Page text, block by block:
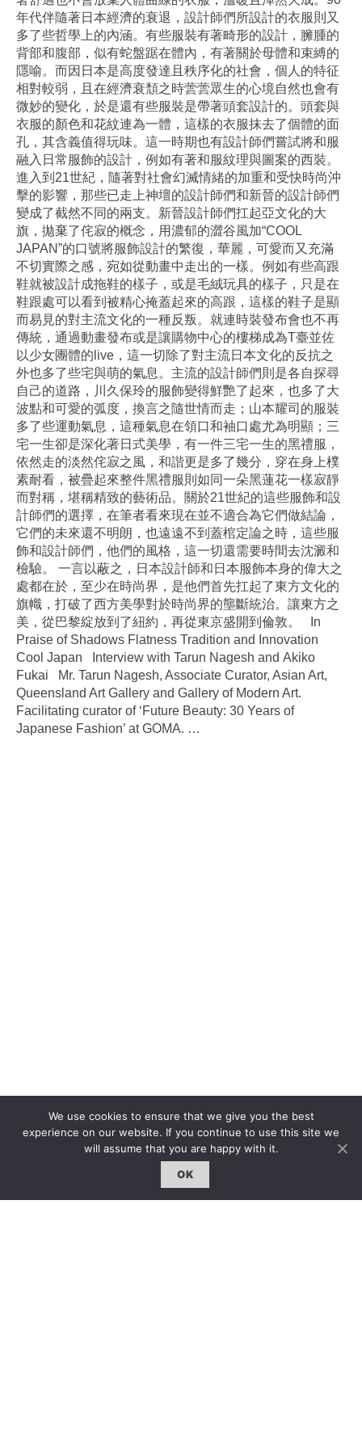
年代伴隨著日本經濟的衰退，設計師們所設計的衣服則又
多了些哲學上的內涵。有些服裝有著畸形的設計，臃腫的
背部和腹部，似有蛇盤踞在體內，有著關於母體和束縛的
隱喻。而因日本是高度發達且秩序化的社會，個人的特征
相對較弱，且在經濟衰頹之時蕓蕓眾生的心境自然也會有
微妙的變化，於是還有些服裝是帶著頭套設計的。頭套與
衣服的顏色和花紋連為一體，這樣的衣服抹去了個體的面
孔，其含義值得玩味。這一時期也有設計師們嘗試將和服
融入日常服飾的設計，例如有著和服紋理與圖案的西裝。
進入到21世紀，隨著對社會幻滅情緒的加重和受快時尚沖
擊的影響，那些已走上神壇的設計師們和新晉的設計師們
變成了截然不同的兩支。新晉設計師們扛起亞文化的大
旗，拋棄了侘寂的概念，用濃郁的澀谷風加“COOL
JAPAN”的口號將服飾設計的繁復，華麗，可愛而又充滿
不切實際之感，宛如從動畫中走出的一樣。例如有些高跟
鞋就被設計成拖鞋的樣子，或是毛絨玩具的樣子，只是在
鞋跟處可以看到被精心掩蓋起來的高跟，這樣的鞋子是顯
而易見的對主流文化的一種反叛。就連時裝發布會也不再
傳統，通過動畫發布或是讓購物中心的樓梯成為T臺並佐
以少女團體的live，這一切除了對主流日本文化的反抗之
外也多了些宅與萌的氣息。主流的設計師們則是各自探尋
自己的道路，川久保玲的服飾變得鮮艷了起來，也多了大
波點和可愛的弧度，換言之隨世情而走；山本耀司的服裝
多了些運動氣息，這種氣息在領口和袖口處尤為明顯；三
宅一生卻是深化著日式美學，有一件三宅一生的黑禮服，
依然走的淡然侘寂之風，和諧更是多了幾分，穿在身上樸
素耐看，被疊起來整件黑禮服則如同一朵黑蓮花一樣寂靜
而對稱，堪稱精致的藝術品。關於21世紀的這些服飾和設
計師們的選擇，在筆者看來現在並不適合為它們做結論，
它們的未來還不明朗，也遠遠不到蓋棺定論之時，這些服
飾和設計師們，他們的風格，這一切還需要時間去沈澱和
檢驗。 一言以蔽之，日本設計師和日本服飾本身的偉大之
處都在於，至少在時尚界，是他們首先扛起了東方文化的
旗幟，打破了西方美學對於時尚界的壟斷統治。讓東方之
美，從巴黎綻放到了紐約，再從東京盛開到倫敦。 In
Praise of Shadows Flatness Tradition and Innovation
Cool Japan Interview with Tarun Nagesh and Akiko
Fukai Mr. Tarun Nagesh, Associate Curator, Asian Art,
Queensland Art Gallery and Gallery of Modern Art.
Facilitating curator of ‘Future Beauty: 30 Years of
Japanese Fashion’ at GOMA. …
We use cookies to ensure that we give you the best
experience on our website. If you continue to use this site we
will assume that you are happy with it.
OK